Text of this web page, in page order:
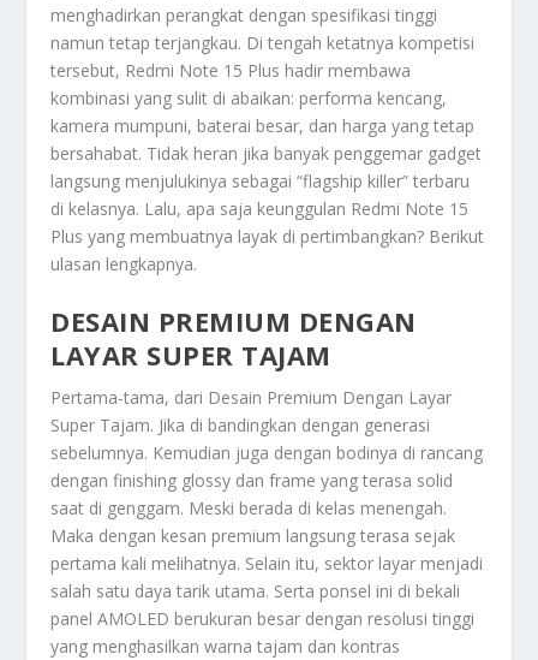
menghadirkan perangkat dengan spesifikasi tinggi
namun tetap terjangkau. Di tengah ketatnya kompetisi
tersebut, Redmi Note 15 Plus hadir membawa
kombinasi yang sulit di abaikan: performa kencang,
kamera mumpuni, baterai besar, dan harga yang tetap
bersahabat. Tidak heran jika banyak penggemar gadget
langsung menjulukinya sebagai “flagship killer” terbaru
di kelasnya. Lalu, apa saja keunggulan Redmi Note 15
Plus yang membuatnya layak di pertimbangkan? Berikut
ulasan lengkapnya.
DESAIN PREMIUM DENGAN
LAYAR SUPER TAJAM
Pertama-tama, dari Desain Premium Dengan Layar
Super Tajam. Jika di bandingkan dengan generasi
sebelumnya. Kemudian juga dengan bodinya di rancang
dengan finishing glossy dan frame yang terasa solid
saat di genggam. Meski berada di kelas menengah.
Maka dengan kesan premium langsung terasa sejak
pertama kali melihatnya. Selain itu, sektor layar menjadi
salah satu daya tarik utama. Serta ponsel ini di bekali
panel AMOLED berukuran besar dengan resolusi tinggi
yang menghasilkan warna tajam dan kontras